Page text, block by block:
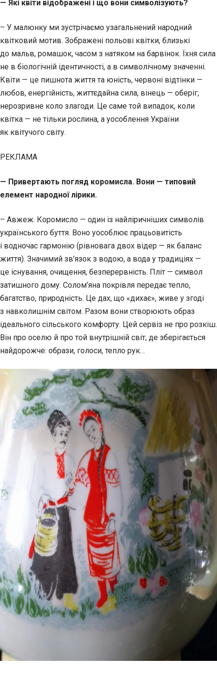
— Які квіти відображені і що вони символізують?
– У малюнку ми зустрічаємо узагальнений народний
квітковий мотив. Зображені польові квітки, близькі
до мальв, ромашок, часом з натяком на барвінок. Їхня сила
не в біологічній ідентичності, а в символічному значенні.
Квіти — це пишнота життя та юність, червоні відтінки —
любов, енергійність, життєдайна сила, вінець — оберіг,
нерозривне коло злагоди. Це саме той випадок, коли
квітка — не тільки рослина, а уособлення України
як квітучого світу.
РЕКЛАМА
— Привертають погляд коромисла. Вони — типовий
елемент народної лірики.
– Авжеж. Коромисло — один із найліричніших символів
українського буття. Воно уособлює працьовитість
і водночас гармонію (рівновага двох відер — як баланс
життя). Значимий зв’язок з водою, а вода у традиціях —
це існування, очищення, безперервність. Пліт — символ
затишного дому. Солом’яна покрівля передає тепло,
багатство, природність. Це дах, що «дихає», живе у згоді
з навколишнім світом. Разом вони створюють образ
ідеального сільського комфорту. Цей сервіз не про розкіш.
Він про оселю й про той внутрішній світ, де зберігається
найдорожче: образи, голоси, тепло рук…